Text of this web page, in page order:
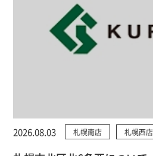
2026.08.03 札幌南店 札幌西店